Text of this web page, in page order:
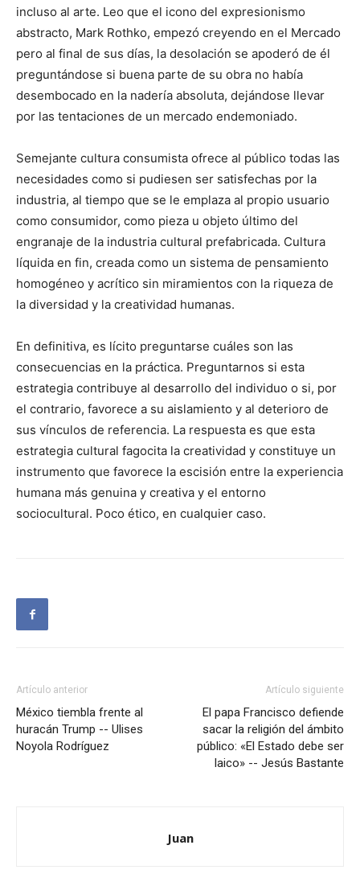
incluso al arte. Leo que el icono del expresionismo
abstracto, Mark Rothko, empezó creyendo en el Mercado
pero al final de sus días, la desolación se apoderó de él
preguntándose si buena parte de su obra no había
desembocado en la nadería absoluta, dejándose llevar
por las tentaciones de un mercado endemoniado.
Semejante cultura consumista ofrece al público todas las
necesidades como si pudiesen ser satisfechas por la
industria, al tiempo que se le emplaza al propio usuario
como consumidor, como pieza u objeto último del
engranaje de la industria cultural prefabricada. Cultura
líquida en fin, creada como un sistema de pensamiento
homogéneo y acrítico sin miramientos con la riqueza de
la diversidad y la creatividad humanas.
En definitiva, es lícito preguntarse cuáles son las
consecuencias en la práctica. Preguntarnos si esta
estrategia contribuye al desarrollo del individuo o si, por
el contrario, favorece a su aislamiento y al deterioro de
sus vínculos de referencia. La respuesta es que esta
estrategia cultural fagocita la creatividad y constituye un
instrumento que favorece la escisión entre la experiencia
humana más genuina y creativa y el entorno
sociocultural. Poco ético, en cualquier caso.
Artículo anterior
México tiembla frente al
huracán Trump -- Ulises
Noyola Rodríguez
Artículo siguiente
El papa Francisco defiende
sacar la religión del ámbito
público: «El Estado debe ser
laico» -- Jesús Bastante
Juan